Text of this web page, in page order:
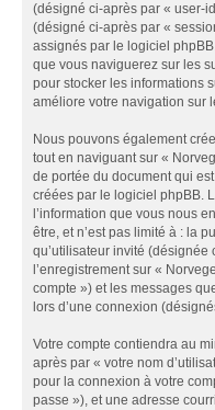
(désigné ci-après par « user-
(désigné ci-après par «
assignés par le logiciel
que vous naviguerez sur les
pour stocker les informations
améliore votre navigation sur
Nous pouvons également
tout en naviguant sur «
de portée du document qui
créées par le logiciel phpBB.
l’information que vous nous
être, et n’est pas limité à : la
qu’utilisateur invité
l’enregistrement sur «
compte ») et les messages
lors d’une connexion
Votre compte contiendra au
après par « votre nom
pour la connexion à votre
passe »), et une adresse